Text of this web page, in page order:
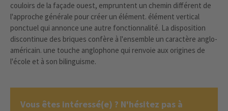
couloirs de la façade ouest, empruntent un chemin différent de
l'approche générale pour créer un élément. élément vertical
ponctuel qui annonce une autre fonctionnalité. La disposition
discontinue des briques confère à l'ensemble un caractère anglo-
américain. une touche anglophone qui renvoie aux origines de
l'école et à son bilinguisme.
Vous êtes intéressé(e) ? N'hésitez pas à